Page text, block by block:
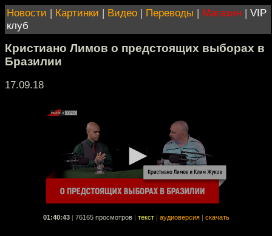
Новости | Картинки | Видео | Переводы | Магазин | VIP
клуб
Кристиано Лимов о предстоящих выборах в
Бразилии
17.09.18
01:40:43 76165 просмотров текст аудиоверсия скачать